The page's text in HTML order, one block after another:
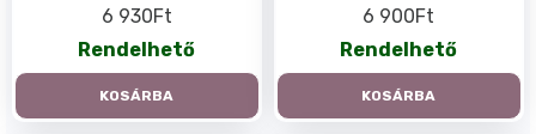
6 930Ft
Rendelhető
KOSÁRBA
6 900Ft
Rendelhető
KOSÁRBA